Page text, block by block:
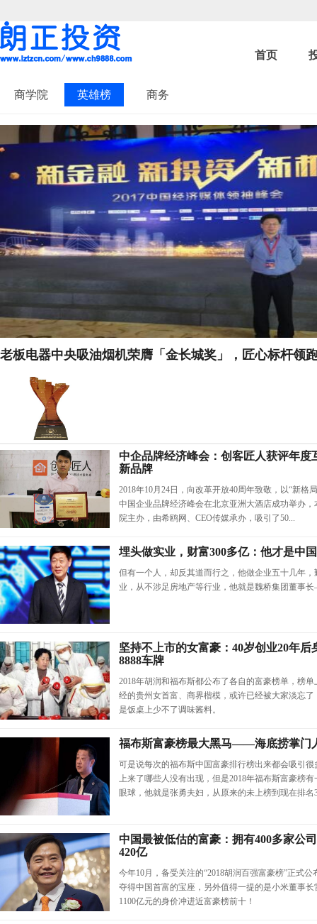
首页
商学院 英雄榜 商务
老板电器中央吸油烟机荣膺「金长城奖」，匠心标杆领
中企品牌经济峰会：创客匠人获评年度
新品牌
2018年10月24日，向改革开放40周年致敬，以“新格
中国企业品牌经济峰会在北京亚洲大酒店成功举办
院主办，由希鸥网、CEO传媒承办，吸引了50...
埋头做实业，财富300多亿：他才是中
但有一个人，却反其道而行之，他做企业五十几年
业，从不涉足房地产等行业，他就是魏桥集团董事
坚持不上市的女富豪：40岁创业20年后
8888车牌
2018年胡润和福布斯都公布了各自的富豪榜单，榜
经的贵州女首富、商界楷模，或许已经被大家淡忘
是饭桌上少不了调味酱料。
福布斯富豪榜最大黑马——海底捞掌门
可是说每次的福布斯中国富豪排行榜出来都会吸引
上来了哪些人没有出现，但是2018年福布斯富豪榜
眼球，他就是张勇夫妇，从原来的未上榜到现在排名
中国最被低估的富豪：拥有400多家公
420亿
今年10月，备受关注的“2018胡润百强富豪榜”正式
夺得中国首富的宝座，另外值得一提的是小米董事
1100亿元的身价冲进近富豪榜前十！